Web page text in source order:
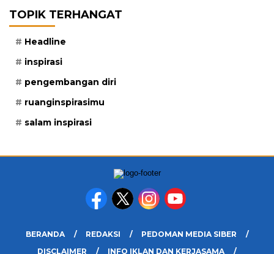
TOPIK TERHANGAT
Headline
inspirasi
pengembangan diri
ruanginspirasimu
salam inspirasi
BERANDA REDAKSI
PEDOMAN MEDIA SIBER
DISCLAIMER
INFO IKLAN DAN KERJASAMA